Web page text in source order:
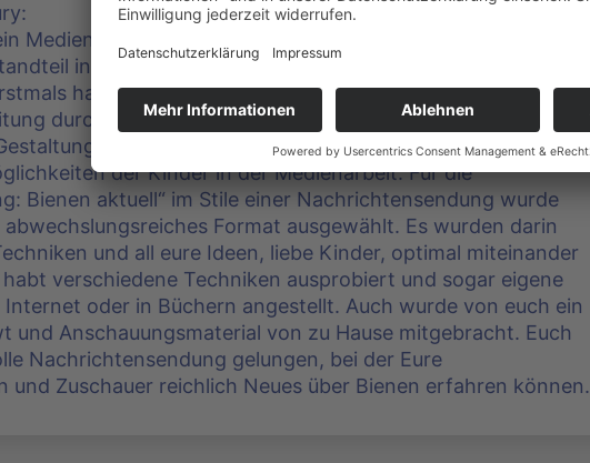
Medienprojekt mit Vorschulkindern durchzuführen, ist ein
in der Konzeption der Kita Sonnenschein aus
haben Sie, liebe Erzieherinnen, eine Maßnahme allein –
durch externe Medienprofis – umgesetzt. Dies brachte
und zusätzliche
der Kinder in der Medienarbeit. Für die
Bienen aktuell“ im Stile einer Nachrichtensendung wurde
abwechslungsreiches Format ausgewählt. Es wurden darin
und all eure Ideen, liebe Kinder, optimal miteinander
verschiedene Techniken ausprobiert und sogar eigene
Internet oder in Büchern angestellt. Auch wurde von euch ein
und Anschauungsmaterial von zu Hause mitgebracht. Euch
Nachrichtensendung gelungen, bei der Eure
und Zuschauer reichlich Neues über Bienen erfahren können.